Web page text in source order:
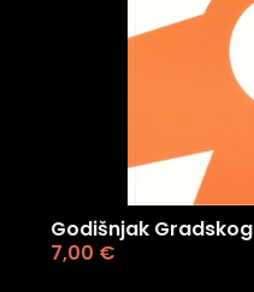
Godišnjak
7,00 €